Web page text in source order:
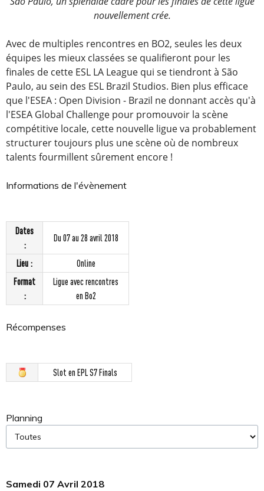
nouvellement crée.
Avec de multiples rencontres en BO2, seules les deux
équipes les mieux classées se qualifieront pour les
finales de cette ESL LA League qui se tiendront à São
Paulo, au sein des ESL Brazil Studios. Bien plus efficace
que l'ESEA : Open Division - Brazil ne donnant accès qu'à
l'ESEA Global Challenge pour promouvoir la scène
compétitive locale, cette nouvelle ligue va probablement
structurer toujours plus une scène où de nombreux
talents fourmillent sûrement encore !
Informations de l'évènement
Dates
:
Du 07 au 28 avril 2018
Lieu :
Online
Format
:
Ligue avec rencontres
en Bo2
Récompenses
Slot en EPL S7 Finals
Planning
Samedi 07 Avril 2018